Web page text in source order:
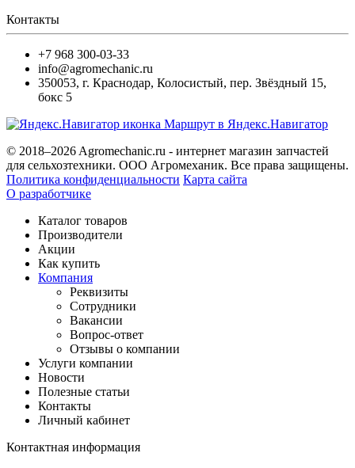
Контакты
+7 968 300-03-33
info@agromechanic.ru
350053, г. Краснодар, Колосистый, пер. Звёздный 15,
бокс 5
Маршрут в Яндекс.Навигатор
© 2018–2026 Agromechanic.ru - интернет магазин запчастей
для сельхозтехники. ООО Агромеханик. Все права защищены.
Политика конфиденциальности Карта сайта
О разработчике
Каталог товаров
Производители
Акции
Как купить
Компания
Реквизиты
Сотрудники
Вакансии
Вопрос-ответ
Отзывы о компании
Услуги компании
Новости
Полезные статьи
Контакты
Личный кабинет
Контактная информация